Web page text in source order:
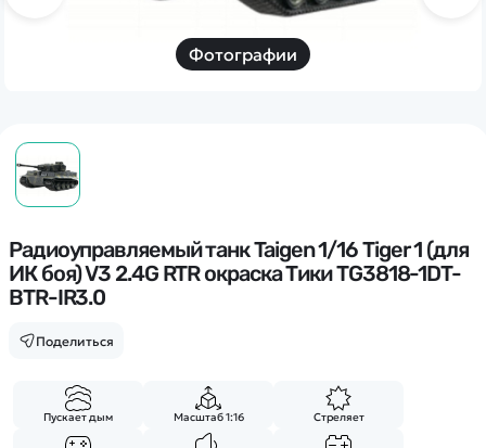
Фотографии
Радиоуправляемый танк Taigen 1/16 Tiger 1 (для
ИК боя) V3 2.4G RTR окраска Тики TG3818-1DT-
BTR-IR3.0
Поделиться
Пускает дым Масштаб 1:16 Стреляет
Дополнительный способ связи
Каталог
Квадрокоптеры
Машинки
Информация